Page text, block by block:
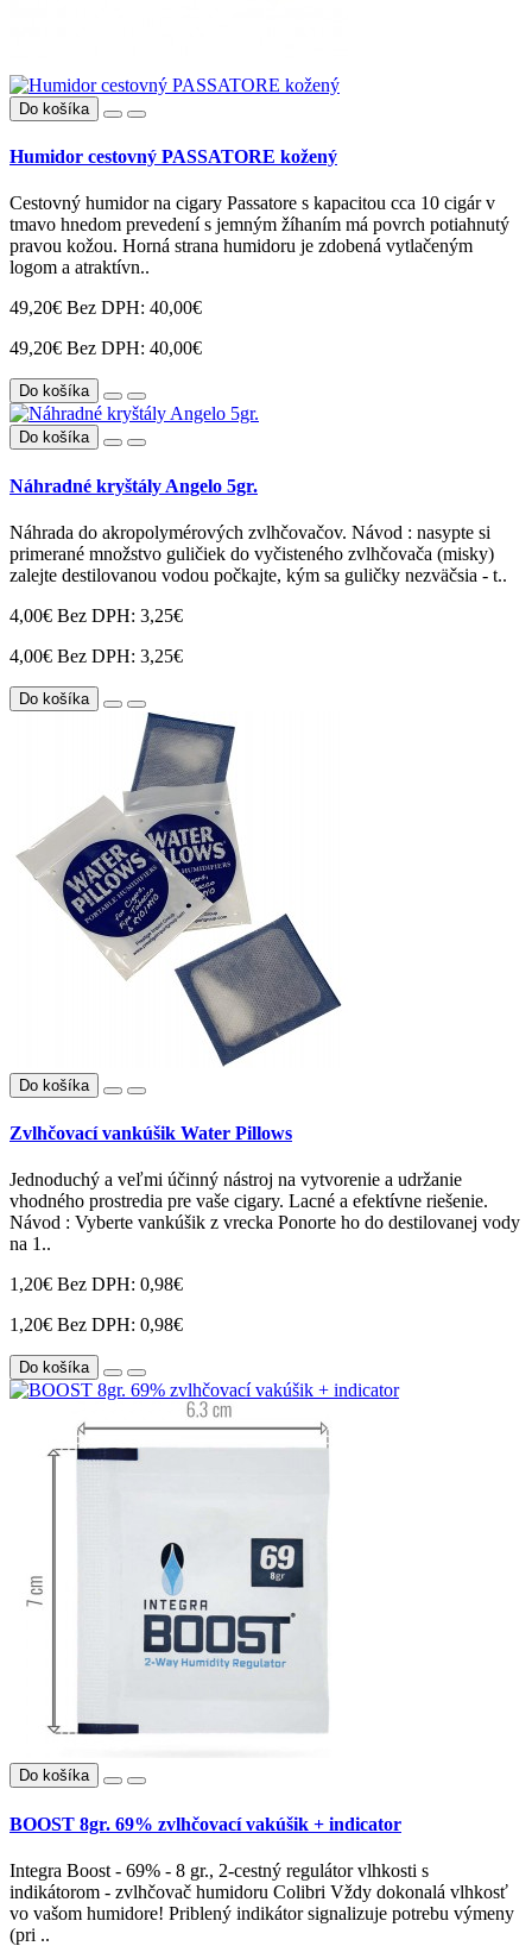
Do košíka
Humidor cestovný PASSATORE kožený
Cestovný humidor na cigary Passatore s kapacitou cca 10 cigár v
tmavo hnedom prevedení s jemným žíhaním má povrch potiahnutý
pravou kožou. Horná strana humidoru je zdobená vytlačeným
logom a atraktívn..
49,20€ Bez DPH: 40,00€
49,20€ Bez DPH: 40,00€
Do košíka
Do košíka
Náhradné kryštály Angelo 5gr.
Náhrada do akropolymérových zvlhčovačov. Návod : nasypte si
primerané množstvo guličiek do vyčisteného zvlhčovača (misky)
zalejte destilovanou vodou počkajte, kým sa guličky nezväčsia - t..
4,00€ Bez DPH: 3,25€
4,00€ Bez DPH: 3,25€
Do košíka
Do košíka
Zvlhčovací vankúšik Water Pillows
Jednoduchý a veľmi účinný nástroj na vytvorenie a udržanie
vhodného prostredia pre vaše cigary. Lacné a efektívne riešenie.
Návod : Vyberte vankúšik z vrecka Ponorte ho do destilovanej vody
na 1..
1,20€ Bez DPH: 0,98€
1,20€ Bez DPH: 0,98€
Do košíka
Do košíka
BOOST 8gr. 69% zvlhčovací vakúšik + indicator
Integra Boost - 69% - 8 gr., 2-cestný regulátor vlhkosti s
indikátorom - zvlhčovač humidoru Colibri Vždy dokonalá vlhkosť
vo vašom humidore! Priblený indikátor signalizuje potrebu výmeny
(pri ..